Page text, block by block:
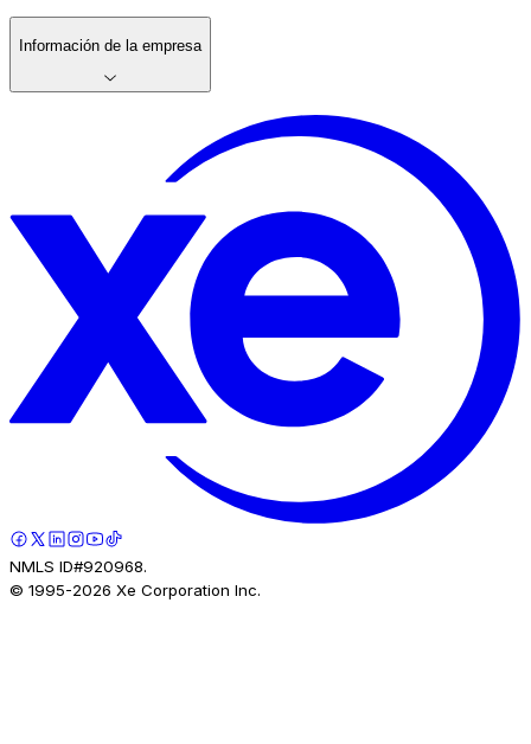
Información de la empresa
NMLS ID#920968.
© 1995-2026 Xe Corporation Inc.